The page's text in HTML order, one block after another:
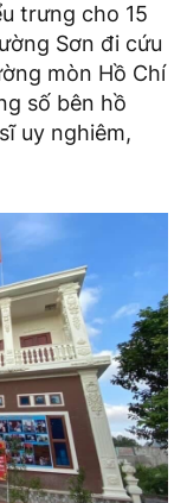
trưng cho 15
Sơn đi cứu
mòn Hồ Chí
số bên hồ
uy nghiêm,